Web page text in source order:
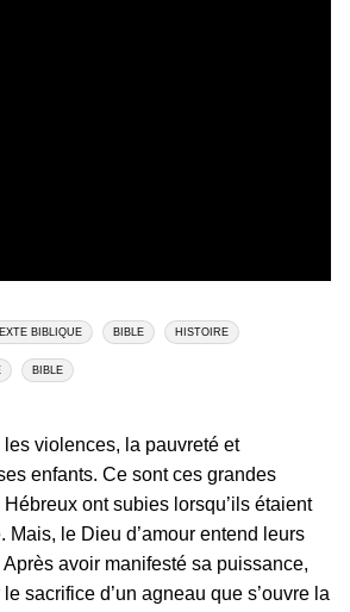
BIBLIQUE BIBLE HISTOIRE
BIBLE
les violences, la pauvreté et
enfants. Ce sont ces grandes
ont subies lorsqu’ils étaient
Mais, le Dieu d’amour entend leurs
avoir manifesté sa puissance,
sacrifice d’un agneau que s’ouvre la